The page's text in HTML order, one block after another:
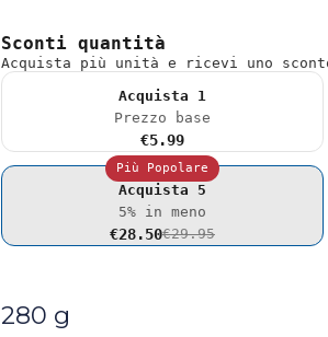
Sconti quantità
Acquista più unità e ricevi uno
Acquista 1
Prezzo base
€5.99
Più Popolare
Acquista 5
5% in meno
€28.50€29.95
280 g